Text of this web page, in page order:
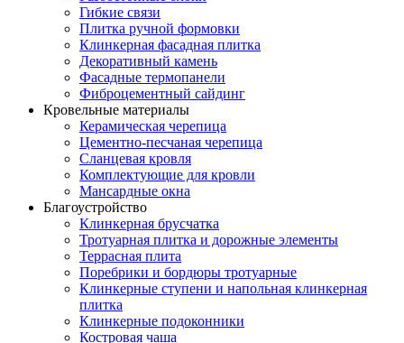
Гибкие связи
Плитка ручной формовки
Клинкерная фасадная плитка
Декоративный камень
Фасадные термопанели
Фиброцементный сайдинг
Кровельные материалы
Керамическая черепица
Цементно-песчаная черепица
Сланцевая кровля
Комплектующие для кровли
Мансардные окна
Благоустройство
Клинкерная брусчатка
Тротуарная плитка и дорожные элементы
Террасная плита
Поребрики и бордюры тротуарные
Клинкерные ступени и напольная клинкерная
плитка
Клинкерные подоконники
Костровая чаша